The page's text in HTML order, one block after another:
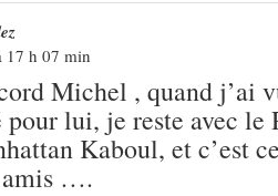
17 h 07 min
Michel , quand j’ai
lui, je reste avec le
Kaboul, et c’est
amis ….